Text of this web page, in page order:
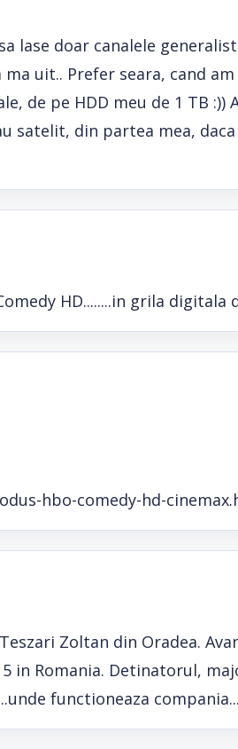
lase doar canalele
uit.. Prefer seara, cand
de pe HDD meu de 1 TB :))
satelit, din partea mea,
HD........in grila digitala
hbo-comedy-hd-
Zoltan din Oradea.
in Romania. Detinatorul,
functioneaza compania...